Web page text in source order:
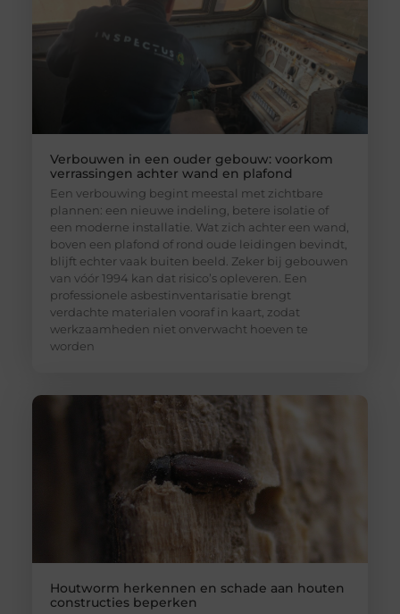
Verbouwen in een ouder gebouw: voorkom
verrassingen achter wand en plafond
Een verbouwing begint meestal met zichtbare
plannen: een nieuwe indeling, betere isolatie of
een moderne installatie. Wat zich achter een wand,
boven een plafond of rond oude leidingen bevindt,
blijft echter vaak buiten beeld. Zeker bij gebouwen
van vóór 1994 kan dat risico’s opleveren. Een
professionele asbestinventarisatie brengt
verdachte materialen vooraf in kaart, zodat
werkzaamheden niet onverwacht hoeven te
worden
Houtworm herkennen en schade aan houten
constructies beperken